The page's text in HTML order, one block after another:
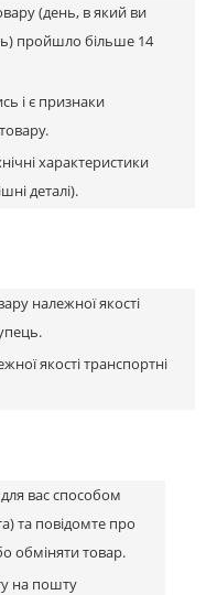
(день, в який ви
пройшло більше 14
і є признаки
характеристики
деталі).
належної якості
якості транспортні
вас способом
та повідомте про
обміняти товар.
на пошту